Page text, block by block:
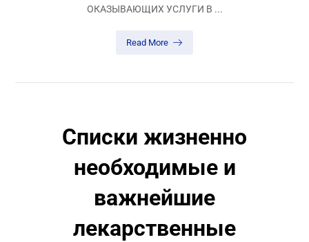
ОКАЗЫВАЮЩИХ УСЛУГИ В ...
Read More
Списки жизненно
необходимые и
важнейшие
лекарственные